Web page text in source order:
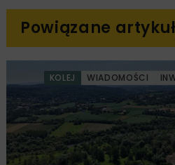
Powiązane
KOLEJ WIADOMOŚCI